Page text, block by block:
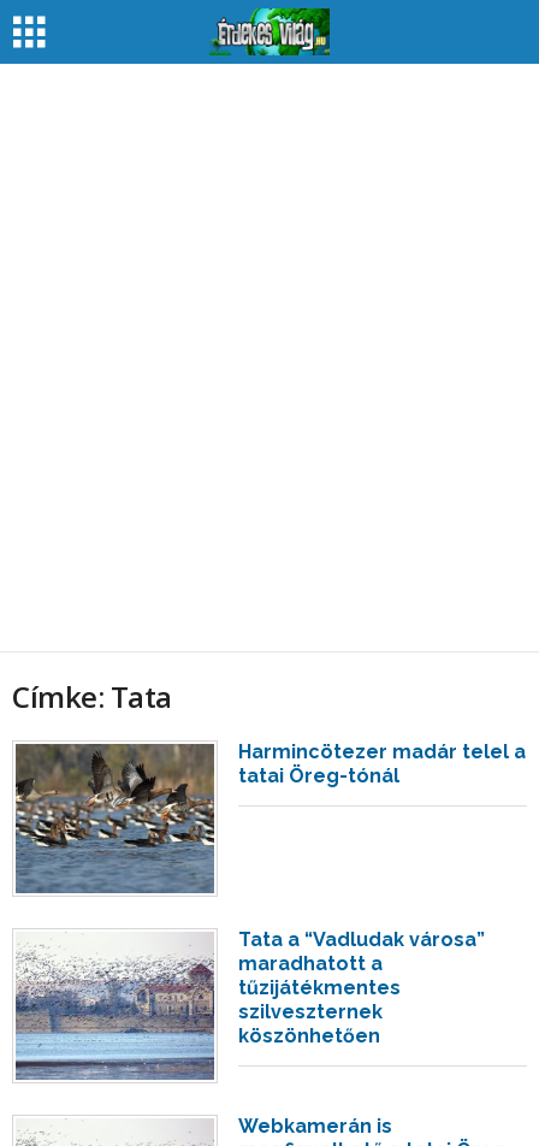
Címke: Tata
Harmincötezer madár telel a
tatai Öreg-tónál
Tata a “Vadludak városa”
maradhatott a
tűzijátékmentes
szilveszternek
köszönhetően
Webkamerán is